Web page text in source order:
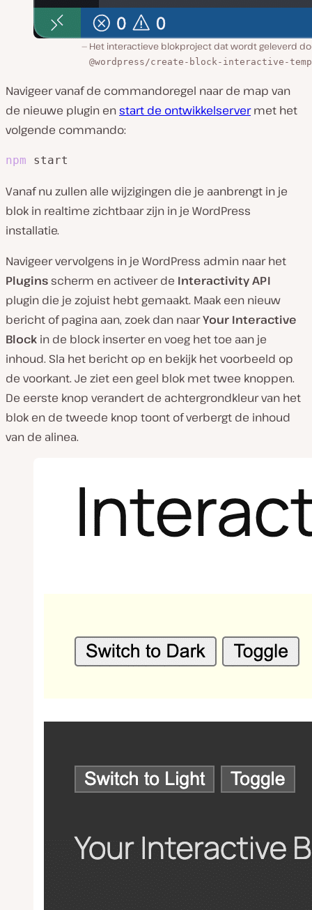
Het interactieve blokproject dat wordt geleverd
@wordpress/create-block-interactive-
Navigeer vanaf de commandoregel naar de map van
de nieuwe plugin enstart de ontwikkelservermet het
volgende commando:
npm start
Vanaf nu zullen alle wijzigingen die je aanbrengt in je
blok in realtime zichtbaar zijn in je WordPress
installatie.
Navigeer vervolgens in je WordPress admin naar het
Plugins scherm en activeer de Interactivity API
plugin die je zojuist hebt gemaakt. Maak een nieuw
bericht of pagina aan, zoek dan naarYour Interactive
Block in de block inserter en voeg het toe aan je
inhoud. Sla het bericht op en bekijk het voorbeeld op
de voorkant. Je ziet een geel blok met twee knoppen.
De eerste knop verandert de achtergrondkleur van het
blok en de tweede knop toont of verbergt de inhoud
van de alinea.